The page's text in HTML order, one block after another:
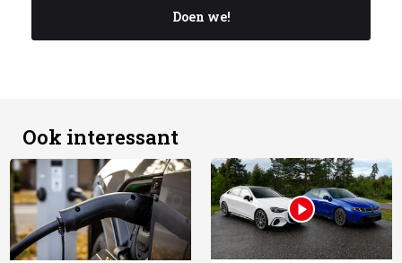
Doen we!
Ook interessant